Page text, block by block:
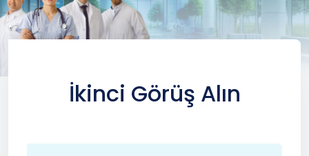
İkinci Görüş Alın